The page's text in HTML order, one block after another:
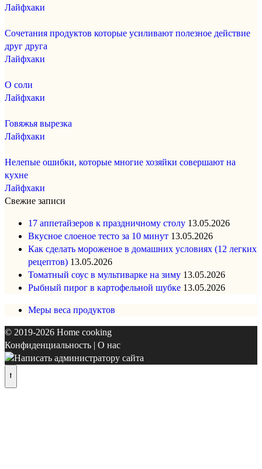
Лайфхаки
Сочетания продуктов которые усиливают полезное действие
друг друга
Лайфхаки
О соли
Лайфхаки
Говяжья вырезка
Лайфхаки
Нелепые ошибки, которые многие хозяйки совершают на
кухне
Лайфхаки
Свежие записи
17 аппетайзеров к праздничному столу 13.05.2026
Вкусное слоеное тесто за 10 минут 13.05.2026
Как сделать мороженое в домашних условиях (12 легких
рецептов) 13.05.2026
Томатный соус в мультиварке на зиму 13.05.2026
Рыбный пирог в картофельной шубке 13.05.2026
Меры веса продуктов
© 2019-2026 Home cooking
Конфиденциальность | О нас